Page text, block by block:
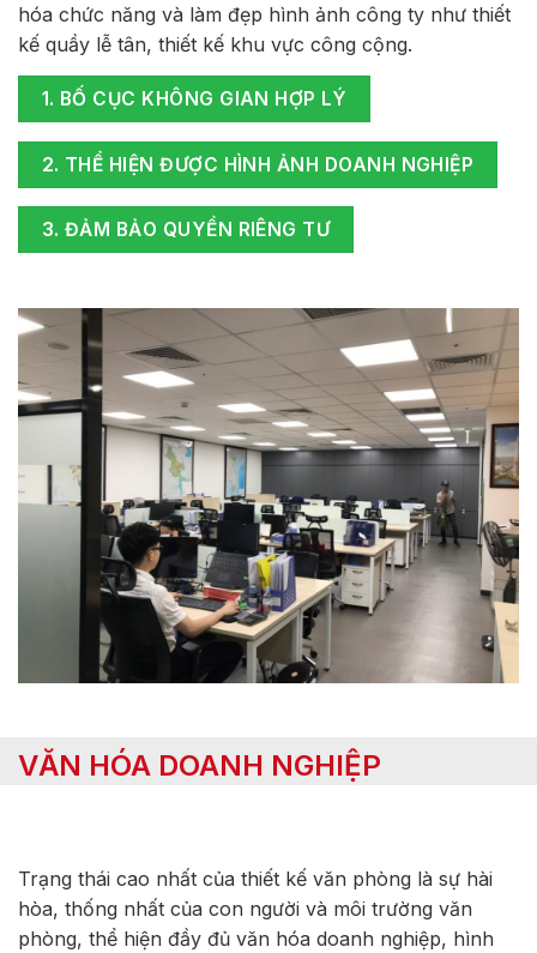
hóa chức năng và làm đẹp hình ảnh công ty như thiết
kế quầy lễ tân, thiết kế khu vực công cộng.
1. BỐ CỤC KHÔNG GIAN HỢP LÝ
2. THỂ HIỆN ĐƯỢC HÌNH ẢNH DOANH NGHIỆP
3. ĐẢM BẢO QUYỀN RIÊNG TƯ
VĂN HÓA DOANH NGHIỆP
Trạng thái cao nhất của thiết kế văn phòng là sự hài
hòa, thống nhất của con người và môi trường văn
phòng, thể hiện đầy đủ văn hóa doanh nghiệp, hình